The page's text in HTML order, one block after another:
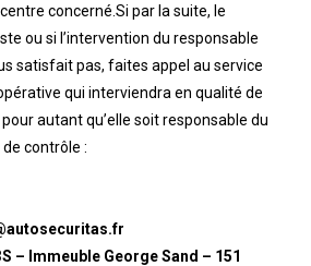
concerné.Si par la suite, le
ou si l’intervention du responsable
satisfait pas, faites appel au service
qui interviendra en qualité de
autant qu’elle soit responsable du
contrôle :
– Immeuble George Sand – 151